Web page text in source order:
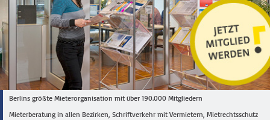
Berlins größte Mieterorganisation mit über 190.000 Mitgliedern
Mieterberatung in allen Bezirken, Schriftverkehr mit Vermietern, Mietrechtsschutz